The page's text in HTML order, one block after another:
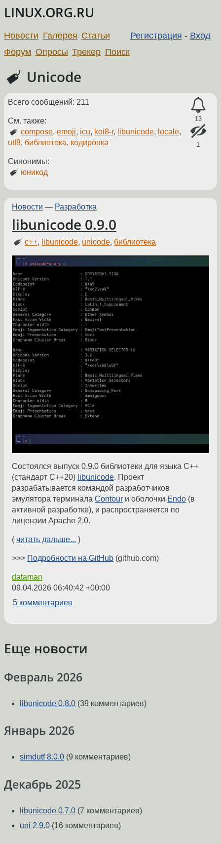
LINUX.ORG.RU
Регистрация - Вход
Новости Галерея Статьи
Форум Опросы Трекер Поиск
Unicode
13
1
Всего сообщений: 211
См. также:
compose,emoji, icu, koi8-r, libunicode, locale,
utf8, библиотека, кодировка
Синонимы:
юникод
Новости — Разработка
libunicode 0.9.0
c++, libunicode, unicode, библиотека
Состоялся выпуск 0.9.0 библиотеки для языка C++
(стандарт C++20) libunicode. Проект
разрабатывается командой разработчиков
эмулятора терминала Contour и оболочки Endo (в
активной разработке), и распространяется по
лицензии Apache 2.0.
( читать дальше... )
>>> Подробности на GitHub (github.com)
dataman
09.04.2026 06:40:42 +00:00
5 комментариев
Еще новости
Февраль 2026
libunicode 0.8.0 (39 комментариев)
Январь 2026
simdutf 8.0.0 (9 комментариев)
Декабрь 2025
libunicode 0.7.0 (7 комментариев)
uni 2.9.0 (16 комментариев)